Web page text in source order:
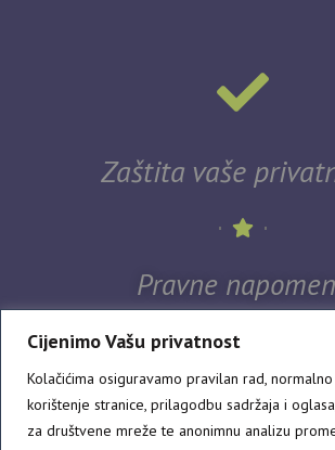
Cijenimo Vašu privatnost
Kolačićima osiguravamo pravilan rad,
korištenje stranice, prilagodbu sadržaja i
za društvene mreže te anonimnu analizu
Zaštita vaše
Pravne